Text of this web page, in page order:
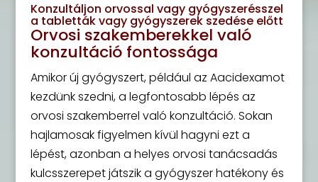
Konzultáljon orvossal vagy gyógyszerésszel
a tabletták vagy gyógyszerek szedése előtt
Orvosi szakemberekkel való
konzultáció fontossága
Amikor új gyógyszert, például az Aacidexamot
kezdünk szedni, a legfontosabb lépés az
orvosi szakemberrel való konzultáció. Sokan
hajlamosak figyelmen kívül hagyni ezt a
lépést, azonban a helyes orvosi tanácsadás
kulcsszerepet játszik a gyógyszer hatékony és